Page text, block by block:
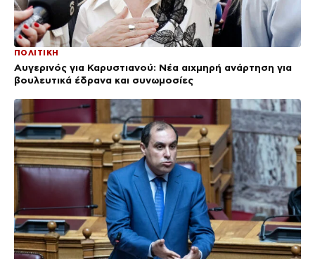
ΠΟΛΙΤΙΚΗ
Αυγερινός για Καρυστιανού: Νέα αιχμηρή ανάρτηση για
βουλευτικά έδρανα και συνωμοσίες